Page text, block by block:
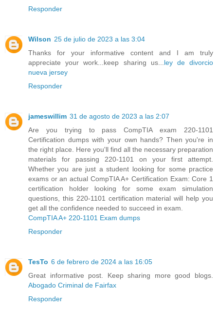
Responder
Wilson 25 de julio de 2023 a las 3:04
Thanks for your informative content and I am truly
appreciate your work...keep sharing us...ley de divorcio
nueva jersey
Responder
jameswillim 31 de agosto de 2023 a las 2:07
Are you trying to pass CompTIA exam 220-1101
Certification dumps with your own hands? Then you're in
the right place. Here you'll find all the necessary preparation
materials for passing 220-1101 on your first attempt.
Whether you are just a student looking for some practice
exams or an actual CompTIA A+ Certification Exam: Core 1
certification holder looking for some exam simulation
questions, this 220-1101 certification material will help you
get all the confidence needed to succeed in exam.
CompTIA A+ 220-1101 Exam dumps
Responder
TesTo 6 de febrero de 2024 a las 16:05
Great informative post. Keep sharing more good blogs.
Abogado Criminal de Fairfax
Responder